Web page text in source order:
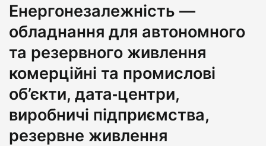
Енергонезалежність —
обладнання для автономного
та резервного живлення
комерційні та промислові
об’єкти, дата‑центри,
виробничі підприємства,
резервне живлення